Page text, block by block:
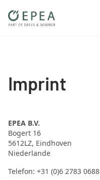
Imprint
EPEA B.V.
Bogert 16
5612LZ, Eindhoven
Niederlande
Telefon: +31 (0)6 2783 0688